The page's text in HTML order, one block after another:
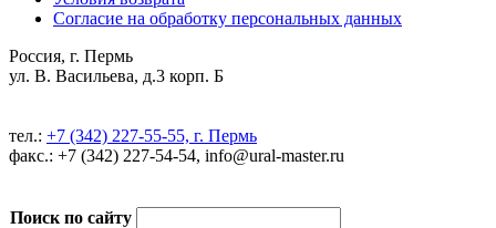
Согласие на обработку персональных данных
Россия, г. Пермь
ул. В. Васильева, д.3 корп. Б
тел.: +7 (342) 227-55-55, г. Пермь
факс.: +7 (342) 227-54-54, info@ural-master.ru
Поиск по сайту